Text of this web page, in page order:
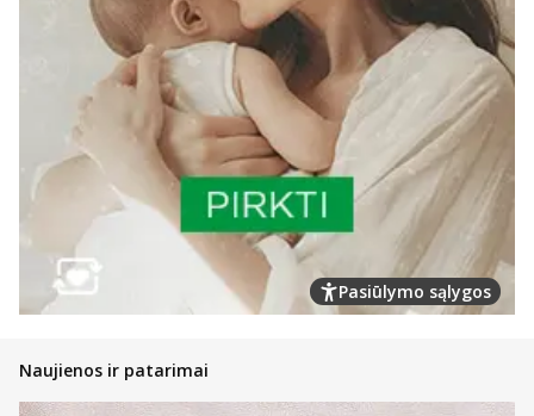
Pasiūlymo sąlygos
Naujienos ir patarimai